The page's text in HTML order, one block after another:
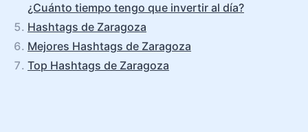
¿Cuánto tiempo tengo que invertir al día?
Hashtags de Zaragoza
Mejores Hashtags de Zaragoza
Top Hashtags de Zaragoza